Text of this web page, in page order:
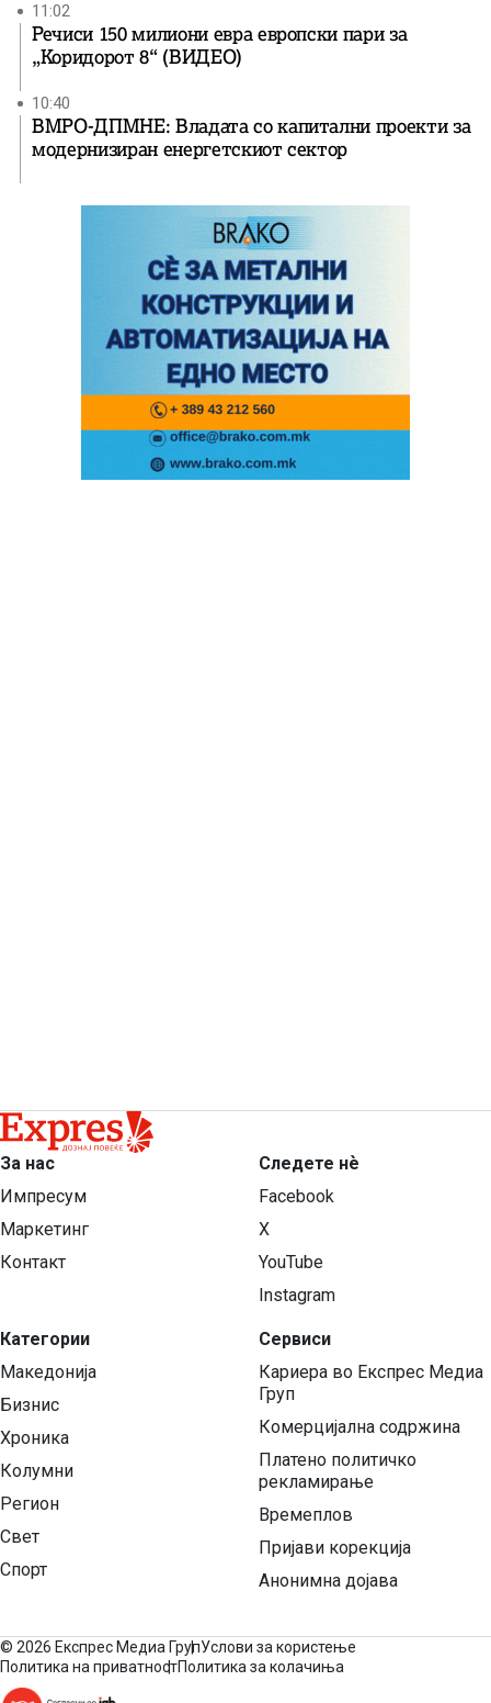
11:02
Речиси 150 милиони евра европски пари за
„Коридорот 8“ (ВИДЕО)
10:40
ВМРО-ДПМНЕ: Владата со капитални проекти за
модернизиран енергетскиот сектор
За нас
Импресум
Маркетинг
Контакт
Категории
Македонија
Бизнис
Хроника
Колумни
Регион
Свет
Спорт
Следете нѐ
Facebook
X
YouTube
Instagram
Сервиси
Кариера во Експрес Медиа
Груп
Комерцијална содржина
Платено политичко
рекламирање
Времеплов
Пријави корекција
Анонимна дојава
© 2026 Експрес Медиа ГрупУслови за користење
Политика на приватностПолитика за колачиња